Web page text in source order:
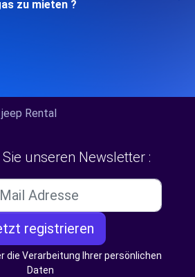
zu mieten ?
Rental
unseren Newsletter :
registrieren
die Verarbeitung Ihrer persönlichen
Daten